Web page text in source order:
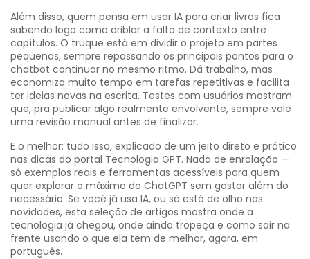
Além disso, quem pensa em usar IA para criar livros fica
sabendo logo como driblar a falta de contexto entre
capítulos. O truque está em dividir o projeto em partes
pequenas, sempre repassando os principais pontos para o
chatbot continuar no mesmo ritmo. Dá trabalho, mas
economiza muito tempo em tarefas repetitivas e facilita
ter ideias novas na escrita. Testes com usuários mostram
que, pra publicar algo realmente envolvente, sempre vale
uma revisão manual antes de finalizar.
E o melhor: tudo isso, explicado de um jeito direto e prático
nas dicas do portal Tecnologia GPT. Nada de enrolação —
só exemplos reais e ferramentas acessíveis para quem
quer explorar o máximo do ChatGPT sem gastar além do
necessário. Se você já usa IA, ou só está de olho nas
novidades, esta seleção de artigos mostra onde a
tecnologia já chegou, onde ainda tropeça e como sair na
frente usando o que ela tem de melhor, agora, em
português.